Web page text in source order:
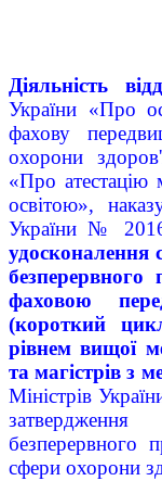
Діяльність
України «Про
фахову
охорони
«Про атестацію
освітою»,
України №
удосконалення
безперервного
фаховою
(короткий
рівнем вищої
та магістрів з
Міністрів
безперервного
сфери охорони